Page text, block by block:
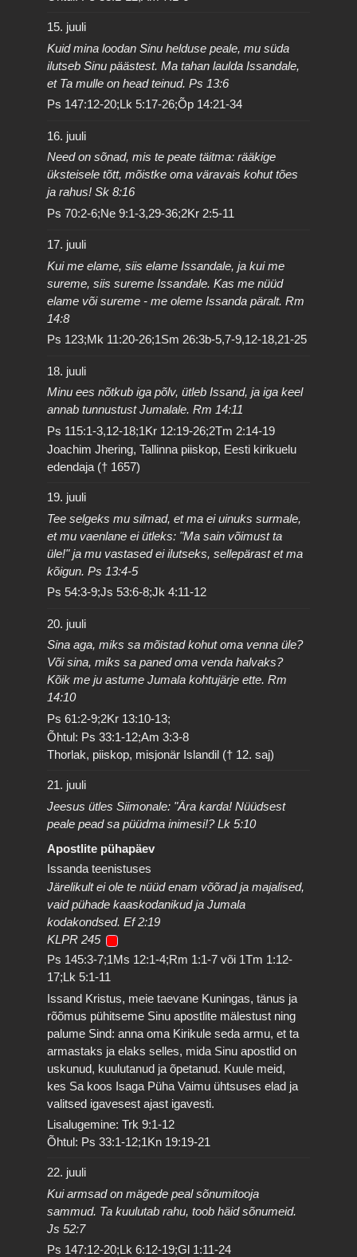
15. juuli
Kuid mina loodan Sinu helduse peale, mu süda
ilutseb Sinu päästest. Ma tahan laulda Issandale,
et Ta mulle on head teinud. Ps 13:6
Ps 147:12-20;Lk 5:17-26;Õp 14:21-34
16. juuli
Need on sõnad, mis te peate täitma: rääkige
üksteisele tõtt, mõistke oma väravais kohut tões
ja rahus! Sk 8:16
Ps 70:2-6;Ne 9:1-3,29-36;2Kr 2:5-11
17. juuli
Kui me elame, siis elame Issandale, ja kui me
sureme, siis sureme Issandale. Kas me nüüd
elame või sureme - me oleme Issanda päralt. Rm
14:8
Ps 123;Mk 11:20-26;1Sm 26:3b-5,7-9,12-18,21-25
18. juuli
Minu ees nõtkub iga põlv, ütleb Issand, ja iga keel
annab tunnustust Jumalale. Rm 14:11
Ps 115:1-3,12-18;1Kr 12:19-26;2Tm 2:14-19
Joachim Jhering, Tallinna piiskop, Eesti kirikuelu
edendaja († 1657)
19. juuli
Tee selgeks mu silmad, et ma ei uinuks surmale,
et mu vaenlane ei ütleks: "Ma sain võimust ta
üle!" ja mu vastased ei ilutseks, sellepärast et ma
kõigun. Ps 13:4-5
Ps 54:3-9;Js 53:6-8;Jk 4:11-12
20. juuli
Sina aga, miks sa mõistad kohut oma venna üle?
Või sina, miks sa paned oma venda halvaks?
Kõik me ju astume Jumala kohtujärje ette. Rm
14:10
Ps 61:2-9;2Kr 13:10-13;
Õhtul: Ps 33:1-12;Am 3:3-8
Thorlak, piiskop, misjonär Islandil († 12. saj)
21. juuli
Jeesus ütles Siimonale: "Ära karda! Nüüdsest
peale pead sa püüdma inimesi!? Lk 5:10
Apostlite pühapäev
Issanda teenistuses
Järelikult ei ole te nüüd enam võõrad ja majalised,
vaid pühade kaaskodanikud ja Jumala
kodakondsed. Ef 2:19
KLPR 245
Ps 145:3-7;1Ms 12:1-4;Rm 1:1-7 või 1Tm 1:12-
17;Lk 5:1-11
Issand Kristus, meie taevane Kuningas, tänus ja
rõõmus pühitseme Sinu apostlite mälestust ning
palume Sind: anna oma Kirikule seda armu, et ta
armastaks ja elaks selles, mida Sinu apostlid on
uskunud, kuulutanud ja õpetanud. Kuule meid,
kes Sa koos Isaga Püha Vaimu ühtsuses elad ja
valitsed igavesest ajast igavesti.
Lisalugemine: Trk 9:1-12
Õhtul: Ps 33:1-12;1Kn 19:19-21
22. juuli
Kui armsad on mägede peal sõnumitooja
sammud. Ta kuulutab rahu, toob häid sõnumeid.
Js 52:7
Ps 147:12-20;Lk 6:12-19;Gl 1:11-24